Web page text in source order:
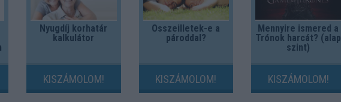
Nyugdíj korhatár
kalkulátor
KISZÁMOLOM!
Összeilletek-e a
pároddal?
KISZÁMOLOM!
Mennyire ismered a
Trónok harcát? (alap
szint)
KISZÁMOLOM!